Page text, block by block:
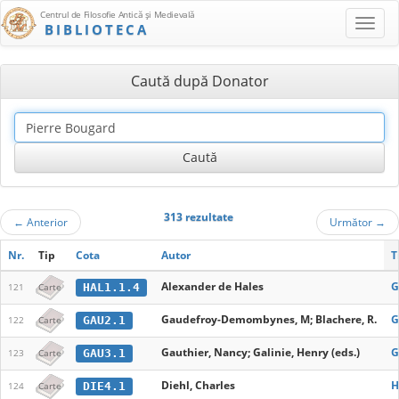
Centrul de Filosofie Antică şi Medievală
BIBLIOTECA
Caută după Donator
← Anterior 313 rezultate Următor →
Nr. Tip Cota Autor
121 Carte HAL1.1.4 Alexander de Hales
122 Carte GAU2.1 Gaudefroy-Demombynes, M; Blachere, R.
123 Carte GAU3.1 Gauthier, Nancy; Galinie, Henry (eds.)
124 Carte DIE4.1 Diehl, Charles